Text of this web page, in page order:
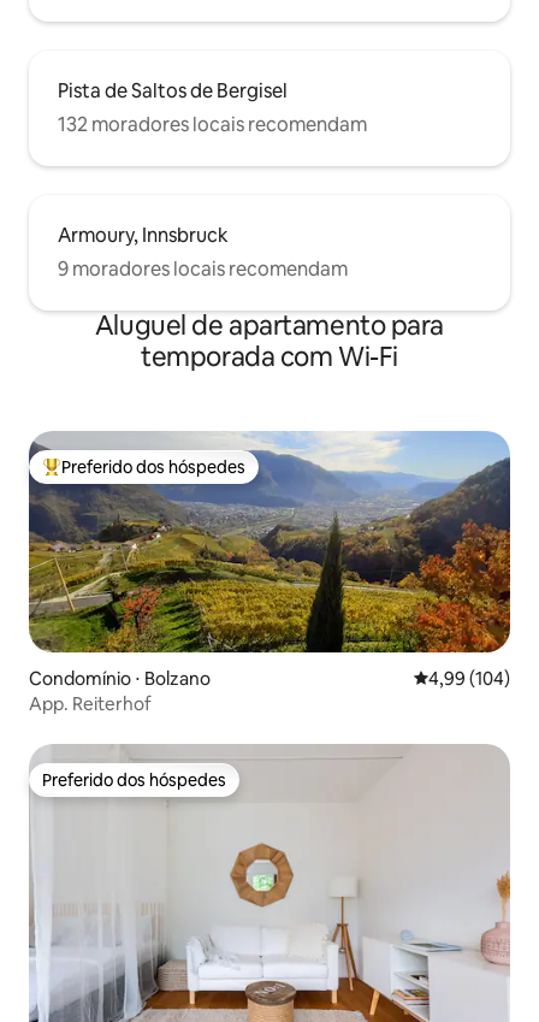
Pista de Saltos de Bergisel
132 moradores locais recomendam
Armoury, Innsbruck
9 moradores locais recomendam
Aluguel de apartamento para
temporada com Wi-Fi
Entre os melhores preferidos dos hóspedes
Preferido dos hóspedes
Condomínio ⋅ Bolzano 4,99 de uma
4,99 (104)
App. Reiterhof
Preferido dos hóspedes
Preferido dos hóspedes